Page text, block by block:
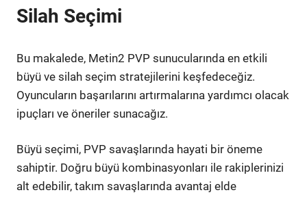
Silah Seçimi
Bu makalede, Metin2 PVP sunucularında en etkili
büyü ve silah seçim stratejilerini keşfedeceğiz.
Oyuncuların başarılarını artırmalarına yardımcı olacak
ipuçları ve öneriler sunacağız.
Büyü seçimi, PVP savaşlarında hayati bir öneme
sahiptir. Doğru büyü kombinasyonları ile rakiplerinizi
alt edebilir, takım savaşlarında avantaj elde